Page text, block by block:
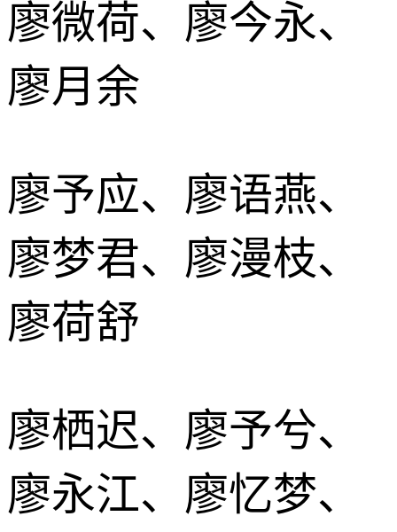
廖微荷、廖今永、
廖月余
廖予应、廖语燕、
廖梦君、廖漫枝、
廖荷舒
廖栖迟、廖予兮、
廖永江、廖忆梦、